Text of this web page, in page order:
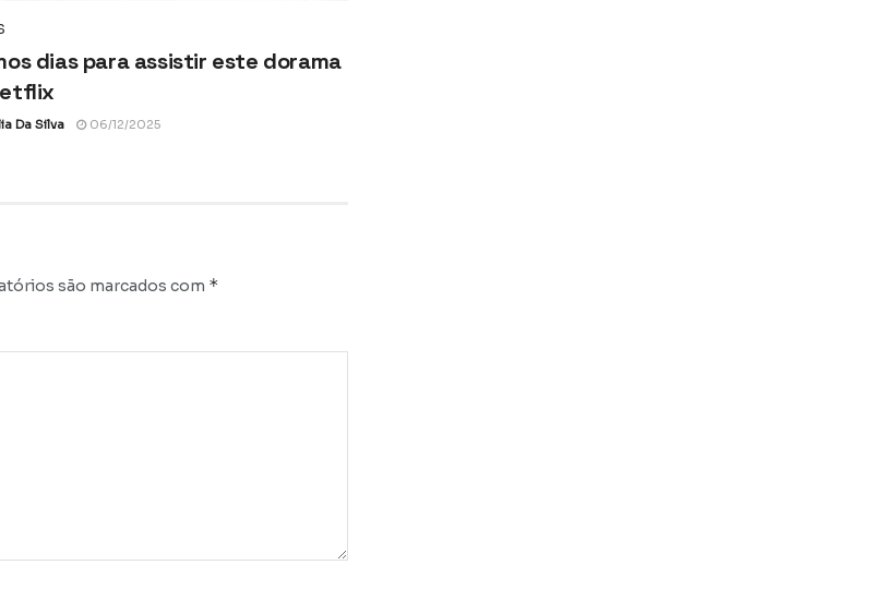
dias para assistir este dorama
Da Silva 06/12/2025
são marcados com *